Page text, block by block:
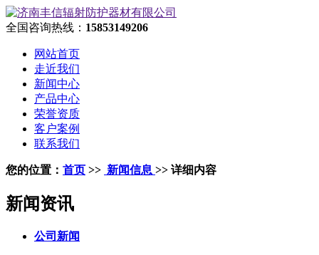
全国咨询热线： 15853149206
网站首页
走近我们
新闻中心
产品中心
荣誉资质
客户案例
联系我们
您的位置： 首页 >> 新闻信息 >> 详细内容
新闻资讯
公司新闻